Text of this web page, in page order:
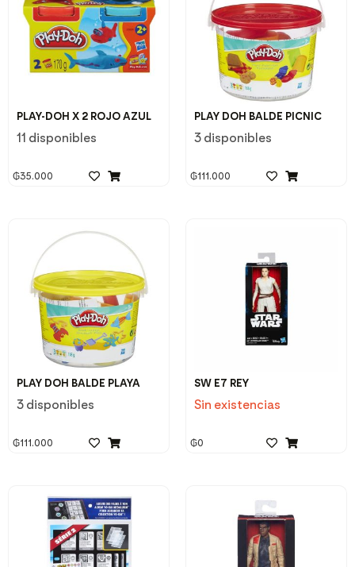
PLAY-DOH X 2 ROJO AZUL
11 disponibles
₲35.000
PLAY DOH BALDE PICNIC
3 disponibles
₲111.000
PLAY DOH BALDE PLAYA
3 disponibles
₲111.000
SW E7 REY
Sin existencias
₲0